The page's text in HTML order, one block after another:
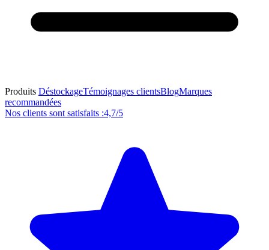
Produits DéstockageTémoignages clientsBlogMarques
recommandées
Nos clients sont satisfaits :4,7/5